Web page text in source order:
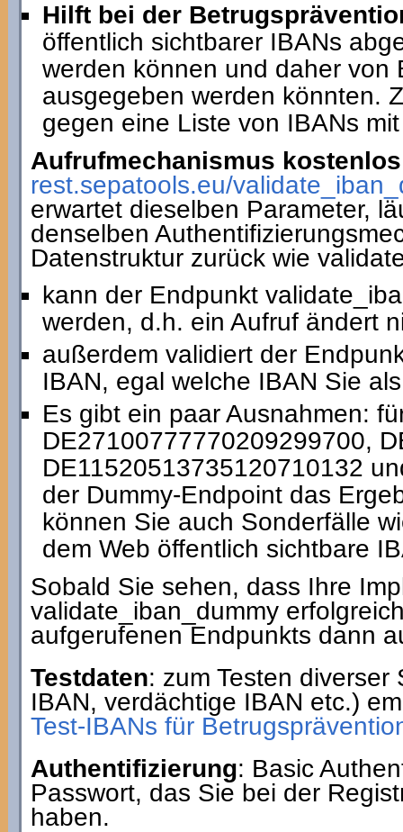
Hilft bei der
öffentlich sichtbarer IBANs
werden können und daher von
ausgegeben werden könnten.
gegen eine Liste von IBANs
Aufrufmechanismus
rest.sepatools.eu/
erwartet dieselben Parameter,
denselben
Datenstruktur zurück wie
kann der Endpunkt
werden, d.h. ein Aufruf ändert
außerdem validiert der
IBAN, egal welche IBAN Sie
Es gibt ein paar Ausnahmen:
DE27100777770209299700,
DE11520513735120710132
der Dummy-Endpoint das
können Sie auch Sonderfälle
dem Web öffentlich sichtbare
Sobald Sie sehen, dass Ihre
validate_iban_dummy
aufgerufenen Endpunkts dann
Testdaten: zum Testen
IBAN, verdächtige IBAN etc.)
Test-IBANs für
Authentifizierung: Basic
Passwort, das Sie bei der
haben.